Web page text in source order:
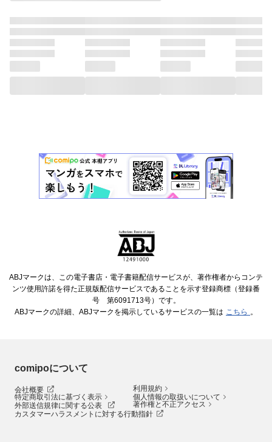
ABJマークは、この電子書店・電子書籍配信サービスが、著作権者からコンテ
ンツ使用許諾を得た正規版配信サービスであることを示す登録商標（登録番
号 第6091713号）です。
ABJマークの詳細、ABJマークを掲示しているサービスの一覧は こちら 。
comipoについて
会社概要
利用規約
特定商取引法に基づく表示
個人情報の取扱いについて
外部送信規律に関する公表
著作権と不正アクセス
カスタマーハラスメントに対する行動指針